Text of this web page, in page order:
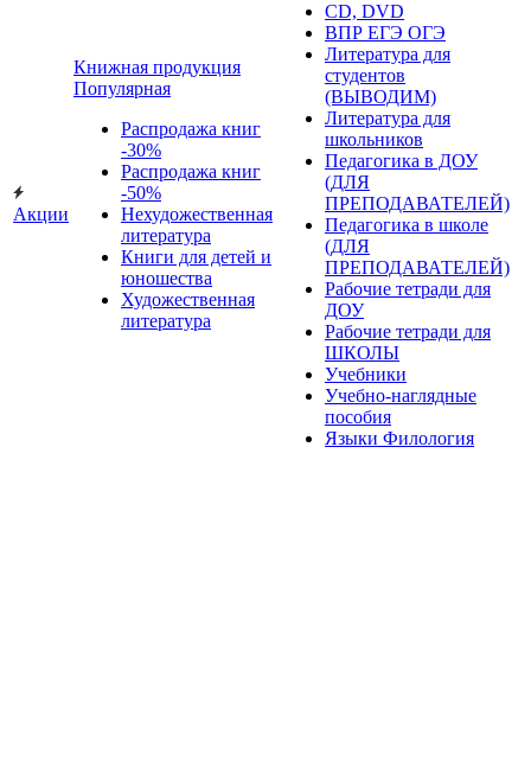
Акции
Книжная продукция
Популярная
Распродажа книг
-30%
Распродажа книг
-50%
Нехудожественная
литература
Книги для детей и
юношества
Художественная
литература
CD, DVD
ВПР ЕГЭ ОГЭ
Литература для
студентов
(ВЫВОДИМ)
Литература для
школьников
Педагогика в ДОУ
(ДЛЯ
ПРЕПОДАВАТЕЛЕЙ)
Педагогика в школе
(ДЛЯ
ПРЕПОДАВАТЕЛЕЙ)
Рабочие тетради для
ДОУ
Рабочие тетради для
ШКОЛЫ
Учебники
Учебно-наглядные
пособия
Языки Филология